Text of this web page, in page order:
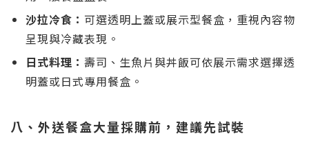
沙拉冷食： 可選透明上蓋或展示型餐盒，重視內容物
呈現與冷藏表現。
日式料理： 壽司、生魚片與丼飯可依展示需求選擇透
明蓋或日式專用餐盒。
八、外送餐盒大量採購前，建議先試裝